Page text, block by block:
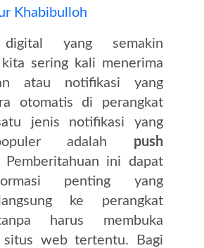
Khabibulloh
yang semakin
kita sering kali menerima
atau notifikasi yang
otomatis di perangkat
jenis notifikasi yang
adalah push
Pemberitahuan ini dapat
penting yang
ke perangkat
harus membuka
situs web tertentu. Bagi